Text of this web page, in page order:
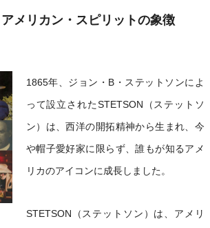
メリカン・スピリットの象徴
1865年、ジョン・B・ステットソンによ
って設立されたSTETSON（ステットソ
ン）は、西洋の開拓精神から生まれ、今
や帽子愛好家に限らず、誰もが知るアメ
リカのアイコンに成長しました。
STETSON（ステットソン）は、アメリ